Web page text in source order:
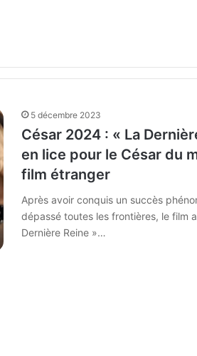
5 décembre 2023
César 2024 : « La
en lice pour le César du
film étranger
Après avoir conquis un succès
dépassé toutes les frontières, le film
Dernière Reine »…